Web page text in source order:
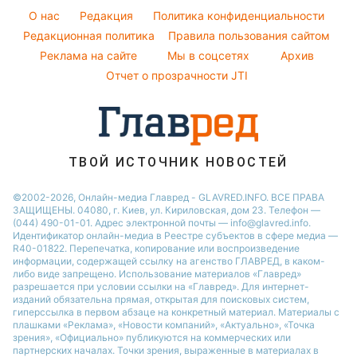
Новости Днепра
Новости Тернополя
Новости Житомира
Погода на сегодня
Погода на завтра
Пылевая буря
O нас Редакция
Политика конфиденциальности
Редакционная политика
Правила пользования сайтом
Реклама на сайте
Мы в соцсетях
Архив
Отчет о прозрачности JTI
ТВОЙ ИСТОЧНИК НОВОСТЕЙ
©2002-2026, Онлайн-медиа Главред - GLAVRED.INFO. ВСЕ ПРАВА
ЗАЩИЩЕНЫ. 04080, г. Киев, ул. Кириловская, дом 23. Телефон —
(044) 490-01-01. Адрес электронной почты — info@glavred.info.
Идентификатор онлайн-медиа в Реестре cубъектов в сфере медиа —
R40-01822. Перепечатка, копирование или воспроизведение
информации, содержащей ссылку на агенство ГЛАВРЕД, в каком-
либо виде запрещено. Использование материалов «Главред»
разрешается при условии ссылки на «Главред». Для интернет-
изданий обязательна прямая, открытая для поисковых систем,
гиперссылка в первом абзаце на конкретный материал. Материалы с
плашками «Реклама», «Новости компаний», «Актуально», «Точка
зрения», «Официально» публикуются на коммерческих или
партнерских началах. Точки зрения, выраженные в материалах в